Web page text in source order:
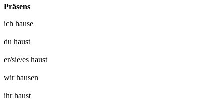
Präsens
ich hause
du haust
er/sie/es haust
wirhausen
ihrhaust